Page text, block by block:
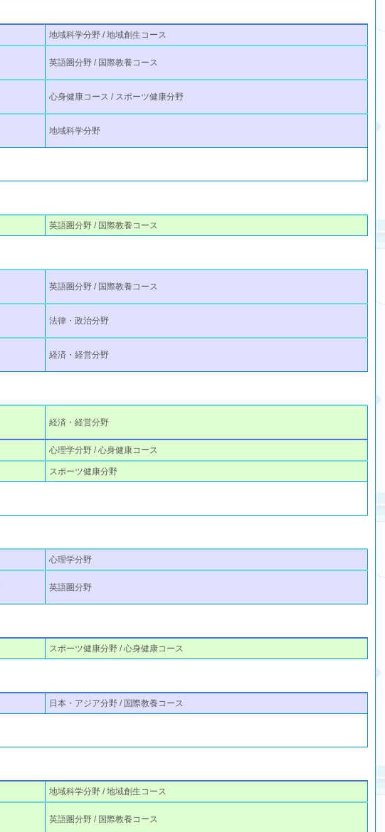
地域科学分野 / 地域創生コース
英語圏分野 / 国際教養コース
心身健康コース / スポーツ健康分野
地域科学分野
英語圏分野 / 国際教養コース
英語圏分野 / 国際教養コース
法律・政治分野
経済・経営分野
経済・経営分野
心理学分野 / 心身健康コース
スポーツ健康分野
心理学分野
英語圏分野
スポーツ健康分野 / 心身健康コース
日本・アジア分野 / 国際教養コース
地域科学分野 / 地域創生コース
英語圏分野 / 国際教養コース